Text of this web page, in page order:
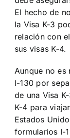
El hecho de
la Visa K-3
relación con
sus visas K-4.
Aunque no es
I-130 por
de una Visa
K-4 para
Estados
formularios I-